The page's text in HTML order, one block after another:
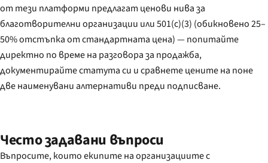
от тези платформи предлагат ценови нива за
благотворителни организации или 501(c)(3) (обикновено 25–
50% отстъпка от стандартната цена) — попитайте
директно по време на разговора за продажба,
документирайте статута си и сравнете цените на поне
две наименувани алтернативи преди подписване.
Често задавани въпроси
Въпросите, които екипите на организациите с